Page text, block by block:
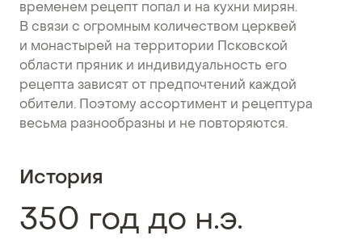
временем рецепт попал и на кухни мирян.
В связи с огромным количеством церквей
и монастырей на территории Псковской
области пряник и индивидуальность его
рецепта зависят от предпочтений каждой
обители. Поэтому ассортимент и рецептура
весьма разнообразны и не повторяются.
История
350 год до н.э.